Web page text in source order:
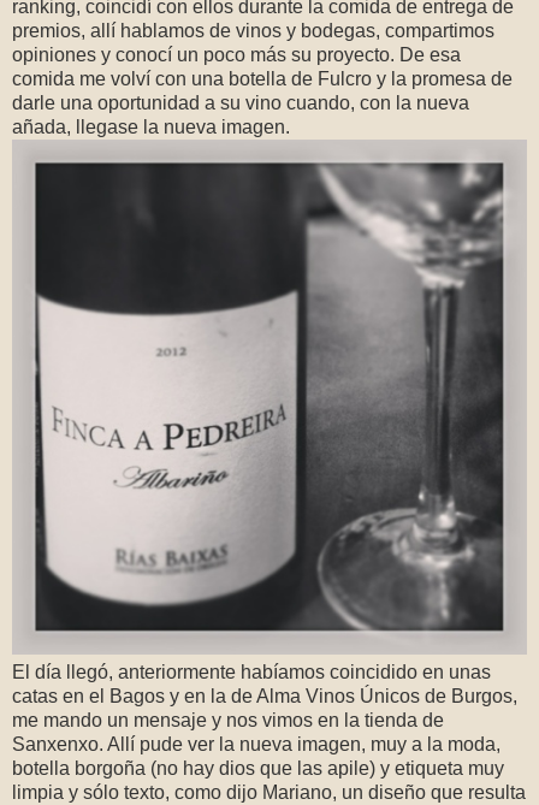
ranking, coincidí con ellos durante la comida de entrega de
premios, allí hablamos de vinos y bodegas, compartimos
opiniones y conocí un poco más su proyecto. De esa
comida me volví con una botella de Fulcro y la promesa de
darle una oportunidad a su vino cuando, con la nueva
añada, llegase la nueva imagen.
El día llegó, anteriormente habíamos coincidido en unas
catas en el Bagos y en la de Alma Vinos Únicos de Burgos,
me mando un mensaje y nos vimos en la tienda de
Sanxenxo. Allí pude ver la nueva imagen, muy a la moda,
botella borgoña (no hay dios que las apile) y etiqueta muy
limpia y sólo texto, como dijo Mariano, un diseño que resulta